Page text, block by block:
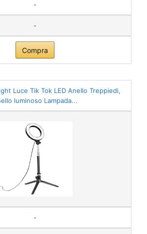
-
-
Compra
Luce Tik Tok LED Anello Treppiedi,
luminoso Lampada...
-